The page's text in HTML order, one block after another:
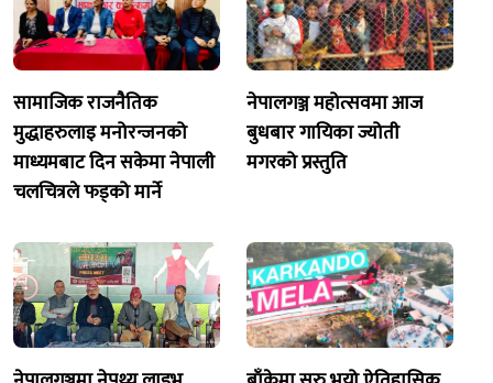
सामाजिक राजनैतिक
मुद्धाहरुलाइ मनोरन्जनको
माध्यमबाट दिन सकेमा नेपाली
चलचित्रले फड्को मार्ने
नेपालगञ्ज महोत्सवमा आज
बुधबार गायिका ज्योती
मगरको प्रस्तुति